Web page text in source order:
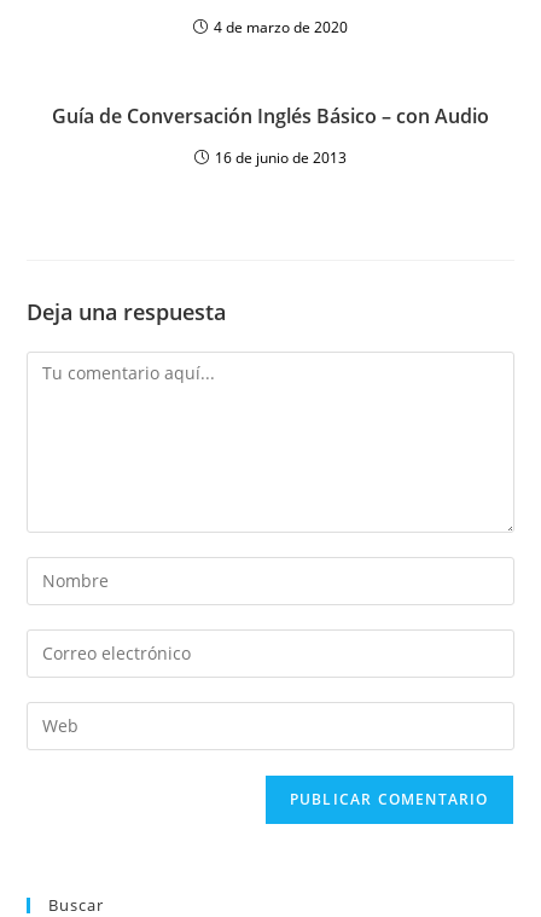
4 de marzo de 2020
Guía de Conversación Inglés Básico – con Audio
16 de junio de 2013
Deja una respuesta
Buscar